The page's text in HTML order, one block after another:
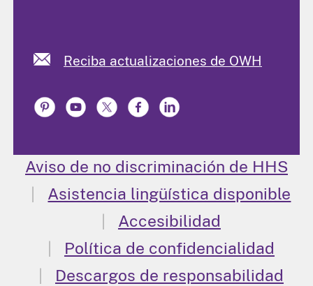
Reciba actualizaciones de OWH
Aviso de no discriminación de HHS
Asistencia lingüística disponible
Accesibilidad
Política de confidencialidad
Descargos de responsabilidad